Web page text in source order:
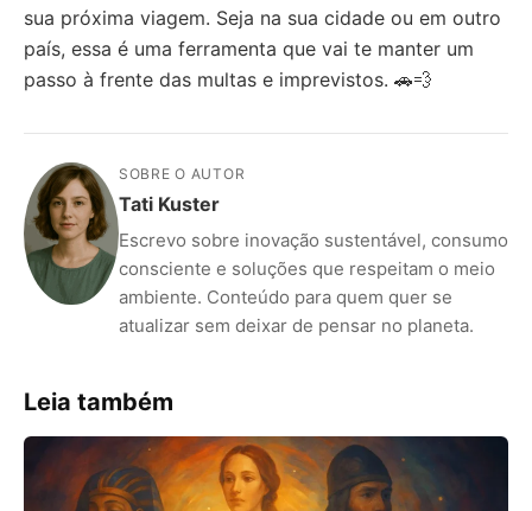
sua próxima viagem. Seja na sua cidade ou em outro
país, essa é uma ferramenta que vai te manter um
passo à frente das multas e imprevistos. 🚗💨
SOBRE O AUTOR
Tati Kuster
Escrevo sobre inovação sustentável, consumo
consciente e soluções que respeitam o meio
ambiente. Conteúdo para quem quer se
atualizar sem deixar de pensar no planeta.
Leia também